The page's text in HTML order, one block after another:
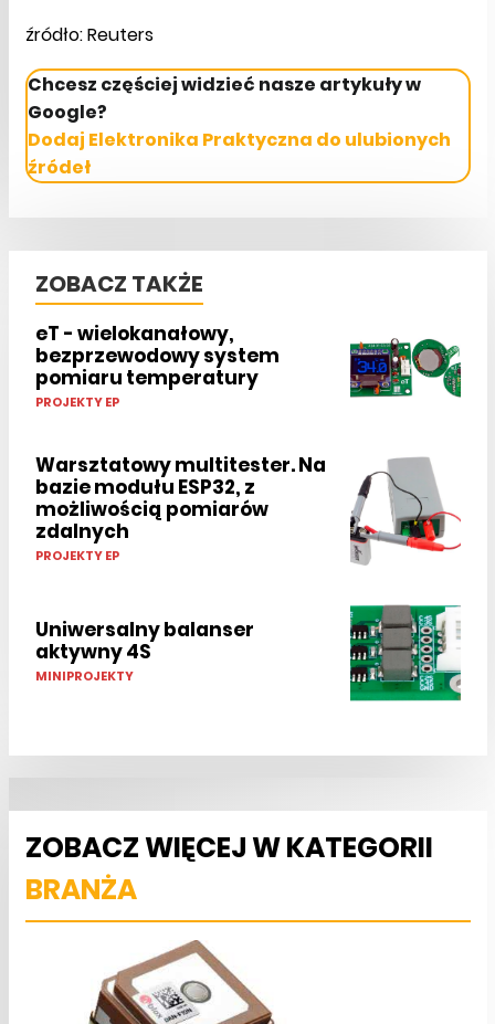
źródło: Reuters
Chcesz częściej widzieć nasze artykuły w
Google?
Dodaj Elektronika Praktyczna do ulubionych
źródeł
ZOBACZ TAKŻE
eT - wielokanałowy,
bezprzewodowy system
pomiaru temperatury
PROJEKTY EP
Warsztatowy multitester. Na
bazie modułu ESP32, z
możliwością pomiarów
zdalnych
PROJEKTY EP
Uniwersalny balanser
aktywny 4S
MINIPROJEKTY
ZOBACZ WIĘCEJ W KATEGORII
BRANŻA